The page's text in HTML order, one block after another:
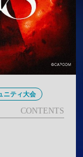
ニティ大会